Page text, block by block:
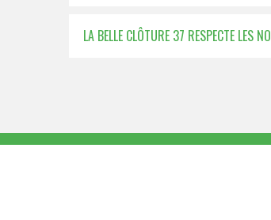
LA BELLE CLÔTURE 37 RESPECTE LES